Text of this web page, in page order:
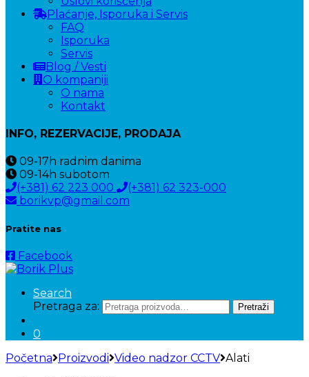
Plaćanje, Isporuka i Servis
FAQ
Isporuka
Servis
Blog / Vesti
O kompaniji
O nama
Kontakt
INFO, REZERVACIJE, PRODAJA
09-17h radnim danima
09-14h subotom
(+381) 62 223 000
(+381) 62 323-000
borikvp@gmail.com
Pratite nas
Facebook
Search
Pretraga za:
Pretraži
0
Početna Proizvodi Video nadzor CCTV Alati